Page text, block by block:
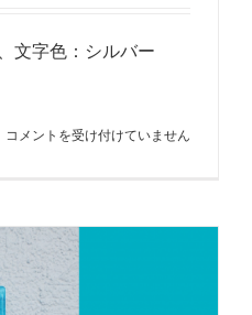
文字色：シルバー
VOICE_vol40
コメントを受け付けていません